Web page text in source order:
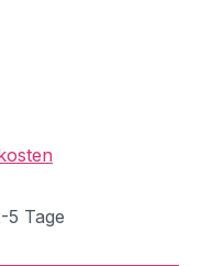
Tage